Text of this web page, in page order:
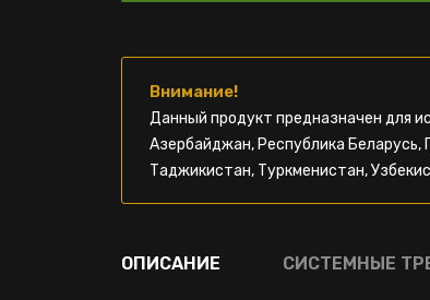
Внимание!
Данный продукт предназначен для
Азербайджан, Республика Беларусь,
Таджикистан, Туркменистан,
ОПИСАНИЕ СИСТЕМНЫЕ